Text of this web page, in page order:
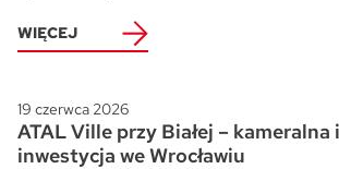
WIĘCEJ
19 czerwca 2026
ATAL Ville przy Białej – kameralna
inwestycja we Wrocławiu